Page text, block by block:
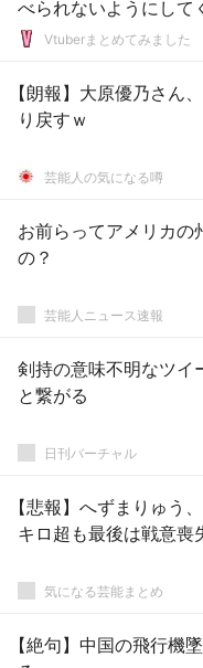
べられないようにして
が、なんでみんなし
Vtuberまとめてみました
【朗報】大原優乃さん
り戻すｗ
芸能人の気になる噂
お前らってアメリカの
の？
芸能人ニュース速報
剣持の意味不明なツイ
と繋がる
日刊バーチャル
【悲報】へずまりゅ
キロ超も最後は戦意喪
気になる芸能まとめ
【絶句】中国の飛行機